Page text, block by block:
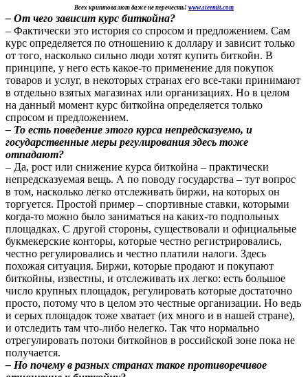
Всех криптовалют даже не перечесть! www.steemit.com
– От чего зависит курс биткойна?
– Фактически это история со спросом и предложением. Сам
курс определяется по отношению к доллару и зависит только
от того, насколько сильно люди хотят купить биткойн. В
принципе, у него есть какое-то применение для покупок
товаров и услуг, в некоторых странах его все-таки принимают
в отдельно взятых магазинах или организациях. Но в целом
на данный момент курс биткойна определяется только
спросом и предложением.
– То есть поведение этого курса непредсказуемо, и
государственные меры регулирования здесь тоже
отпадают?
– Да, рост или снижение курса биткойна – практически
непредсказуемая вещь. А по поводу государства – тут вопрос
в том, насколько легко отслеживать биржи, на которых он
торгуется. Простой пример – спортивные ставки, которыми
когда-то можно было заниматься на каких-то подпольных
площадках. С другой стороны, существовали и официальные
букмекерские конторы, которые честно регистрировались,
честно регулировались и честно платили налоги. Здесь
похожая ситуация. Биржи, которые продают и покупают
биткойны, известны, и отслеживать их легко: есть большое
число крупных площадок, регулировать которые достаточно
просто, потому что в целом это честные организации. Но ведь
и серых площадок тоже хватает (их много и в нашей стране),
и отследить там что-либо нелегко. Так что нормально
отрегулировать потоки биткойнов в российской зоне пока не
получается.
– Но почему в разных странах такое противоречивое